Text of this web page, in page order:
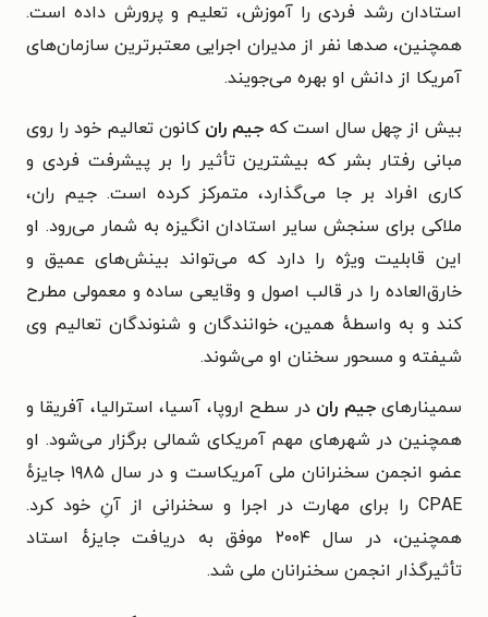
استادان رشد فردی را آموزش، تعلیم و پرورش داده است.
همچنین، صدها نفر از مدیران اجرایی معتبرترین سازمان‌های
آمریکا از دانش او بهره می‌جویند.
بیش از چهل سال است که جیم ران کانون تعالیم خود را روی
مبانی رفتار بشر که بیشترین تأثیر را بر پیشرفت فردی و
کاری افراد بر جا می‌گذارد، متمرکز کرده است. جیم ران،
ملاکی برای سنجش سایر استادان انگیزه به شمار می‌رود. او
این قابلیت ویژه را دارد که می‌تواند بینش‌های عمیق و
خارق‌العاده را در قالب اصول و وقایعی ساده و معمولی مطرح
کند و به واسطهٔ همین، خوانندگان و شنوندگان تعالیم وی
شیفته و مسحور سخنان او می‌شوند.
سمینارهایجیم‌ ران در سطح اروپا، آسیا، استرالیا، آفریقا و
همچنین در شهرهای مهم آمریکای شمالی برگزار می‌شود. او
عضو انجمن سخنرانان ملی آمریکاست و در سال ۱۹۸۵ جایزهٔ
CPAE را برای مهارت در اجرا و سخنرانی از آنِ خود کرد.
همچنین، در سال ۲۰۰۴ موفق به دریافت جایزهٔ استاد
تأثیرگذار انجمن سخنرانان ملی شد.